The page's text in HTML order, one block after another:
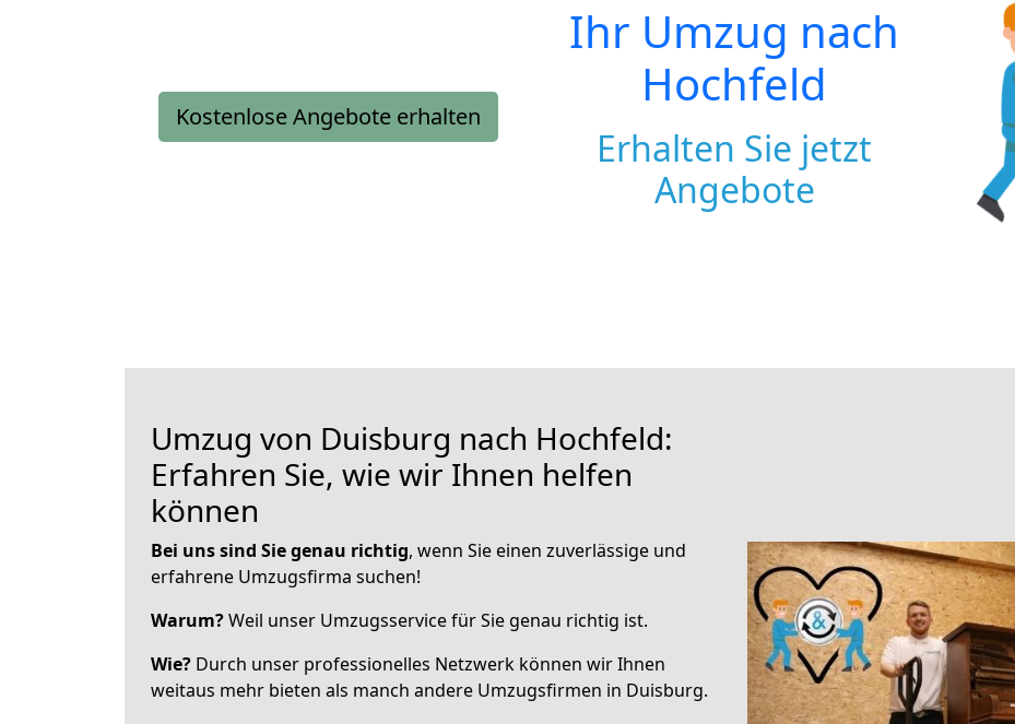
Kostenlose Angebote erhalten
Ihr Umzug nach
Hochfeld
Erhalten Sie jetzt
Angebote
Umzug von Duisburg nach Hochfeld:
Erfahren Sie, wie wir Ihnen helfen
können
Bei uns sind Sie genau richtig, wenn Sie einen zuverlässige und
erfahrene Umzugsfirma suchen!
Warum?Weil unser Umzugsservice für Sie genau richtig ist.
Wie? Durch unser professionelles Netzwerk können wir Ihnen
weitaus mehr bieten als manch andere Umzugsfirmen in Duisburg.